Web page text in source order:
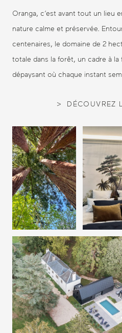
Oranga, c’est avant tout un lieu
nature calme et préservée.
centenaires, le domaine de 2
totale dans la forêt, un cadre à
dépaysant où chaque instant
DÉCOUVREZ